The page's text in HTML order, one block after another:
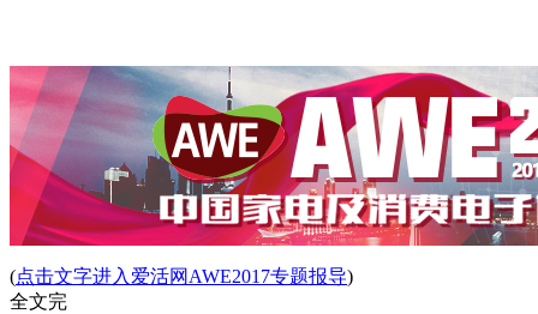
(点击文字进入爱活网AWE2017专题报导)
全文完